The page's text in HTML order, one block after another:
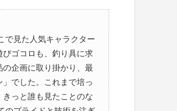
で見た人気キャラクター
ゴコロも、釣り具に求
企画に取り掛かり、最
でした。これまで培っ
っと誰も見たことのな